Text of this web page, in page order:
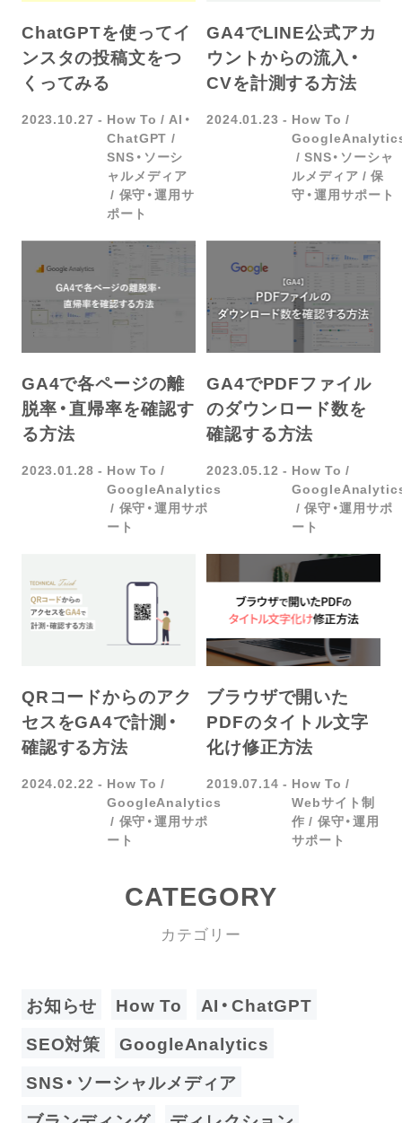
ChatGPTを使ってイ
ンスタの投稿文をつ
くってみる
2023.10.27 How To
AI・
ChatGPT
SNS・ソーシ
ャルメディア
保守・運用サ
ポート
GA4でLINE公式アカ
ウントからの流入・
CVを計測する方法
2024.01.23
How To
SNS・ソーシャ
ルメディア
保
守・運用サポート
GA4で各ページの離
脱率・直帰率を確認す
る方法
2023.01.28
How To
GoogleAnalytics
保守・運用サポ
ート
GA4でPDFファイル
のダウンロード数を
確認する方法
2023.05.12
How To
保守・運用サポ
ート
QRコードからのアク
セスをGA4で計測・
確認する方法
2024.02.22
How To
GoogleAnalytics
保守・運用サポ
ート
ブラウザで開いた
PDFのタイトル文字
化け修正方法
2019.07.14
How To
Webサイト制
作
保守・運用
サポート
CATEGORY
カテゴリー
お知らせ How To
AI・ChatGPT
SEO対策
GoogleAnalytics
SNS・ソーシャルメディア